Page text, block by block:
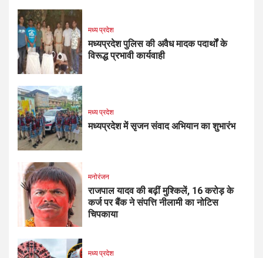
मध्य प्रदेश
मध्यप्रदेश पुलिस की अवैध मादक पदार्थों के
विरूद्ध प्रभावी कार्यवाही
मध्य प्रदेश
मध्यप्रदेश में सृजन संवाद अभियान का शुभारंभ
मनोरंजन
राजपाल यादव की बढ़ीं मुश्किलें, ₹16 करोड़ के
कर्ज पर बैंक ने संपत्ति नीलामी का नोटिस
चिपकाया
मध्य प्रदेश